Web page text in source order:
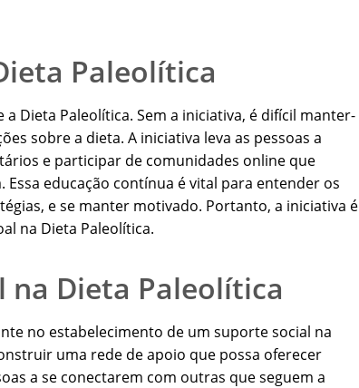
Paleolítica
Dieta Paleolítica. Sem a iniciativa, é difícil manter-
sobre a dieta. A iniciativa leva as pessoas a
e participar de comunidades online que
educação contínua é vital para entender os
e se manter motivado. Portanto, a iniciativa é
na Dieta Paleolítica.
na Dieta Paleolítica
no estabelecimento de um suporte social na
uma rede de apoio que possa oferecer
a se conectarem com outras que seguem a